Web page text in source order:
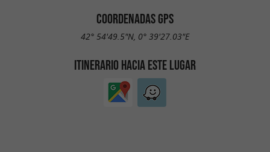
COORDENADAS GPS
42° 54'49.5"N, 0° 39'27.03"E
ITINERARIO HACIA ESTE LUGAR